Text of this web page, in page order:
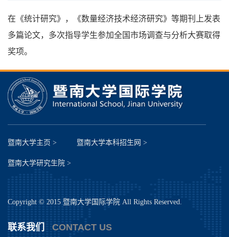
在《统计研究》，《数量经济技术经济研究》等期刊上发表
多篇论文，多次指导学生参加全国市场调查与分析大赛取得
奖项。
暨南大学主页 > 暨南大学本科招生网 >
暨南大学研究生院 >
Copyright © 2015 暨南大学国际学院 All Rights Reserved.
联系我们 CONTACT US